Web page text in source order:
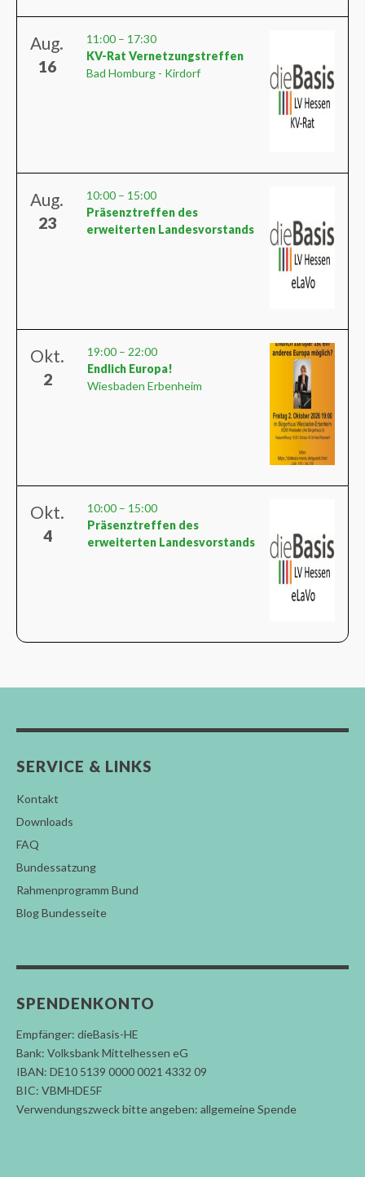
Aug.
16
11:00 – 17:30
KV-Rat Vernetzungstreffen
Bad Homburg - Kirdorf
Aug.
23
10:00 – 15:00
Präsenztreffen des
erweiterten Landesvorstands
Okt.
2
19:00 – 22:00
Endlich Europa!
Wiesbaden Erbenheim
Okt.
4
10:00 – 15:00
Präsenztreffen des
erweiterten Landesvorstands
SERVICE & LINKS
Kontakt
Downloads
FAQ
Bundessatzung
Rahmenprogramm Bund
Blog Bundesseite
SPENDENKONTO
Empfänger: dieBasis-HE
Bank: Volksbank Mittelhessen eG
IBAN: DE10 5139 0000 0021 4332 09
BIC: VBMHDE5F
Verwendungszweck bitte angeben: allgemeine Spende